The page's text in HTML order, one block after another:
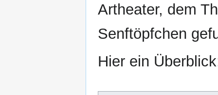
Artheater, dem
Senftöpfchen
Hier ein